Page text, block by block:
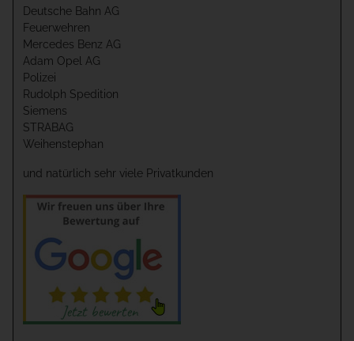
Deutsche Bahn AG
Feuerwehren
Mercedes Benz AG
Adam Opel AG
Polizei
Rudolph Spedition
Siemens
STRABAG
Weihenstephan
und natürlich sehr viele Privatkunden